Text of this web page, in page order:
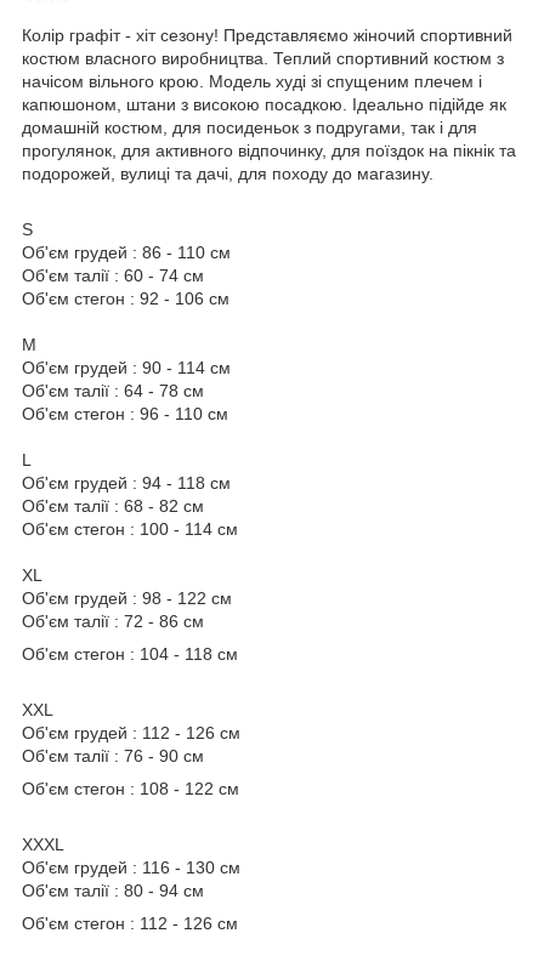
Колір графіт - хіт сезону! Представляємо жіночий спортивний
костюм власного виробництва. Теплий спортивний костюм з
начісом вільного крою. Модель худі зі спущеним плечем і
капюшоном, штани з високою посадкою. Ідеально підійде як
домашній костюм, для посиденьок з подругами, так і для
прогулянок, для активного відпочинку, для поїздок на пікнік та
подорожей, вулиці та дачі, для походу до магазину.
S
Об'єм грудей : 86 - 110 см
Об'єм талії : 60 - 74 см
Об'єм стегон : 92 - 106 см
M
Об'єм грудей : 90 - 114 см
Об'єм талії : 64 - 78 см
Об'єм стегон : 96 - 110 см
L
Об'єм грудей : 94 - 118 см
Об'єм талії : 68 - 82 см
Об'єм стегон : 100 - 114 см
XL
Об'єм грудей : 98 - 122 см
Об'єм талії : 72 - 86 см
Об'єм стегон : 104 - 118 см
XXL
Об'єм грудей : 112 - 126 см
Об'єм талії : 76 - 90 см
Об'єм стегон : 108 - 122 см
XXXL
Об'єм грудей : 116 - 130 см
Об'єм талії : 80 - 94 см
Об'єм стегон : 112 - 126 см